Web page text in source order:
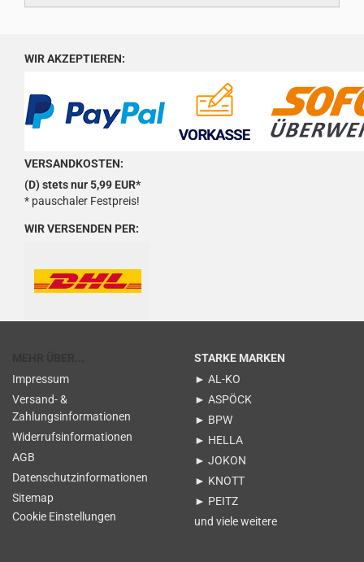
WIR AKZEPTIEREN:
VERSANDKOSTEN:
(D) stets nur 5,99 EUR*
* pauschaler Festpreis!
WIR VERSENDEN PER:
Impressum
Versand- &
Zahlungsinformationen
Widerrufsinformationen
AGB
Datenschutzinformationen
Sitemap
Cookie Einstellungen
STARKE MARKEN
► AL-KO
► ASPÖCK
► BPW
► HELLA
► JOKON
► KNOTT
► PEITZ
und viele weitere